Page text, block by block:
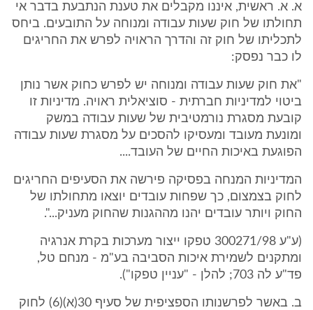
א. א. ראשית, איננו מקבלים את טענת הנתבעת בדבר אי
תחולתו של חוק שעות עבודה ומנוחה על התובעים. ביחס
לתכליתו של חוק זה והדרך הראויה לפרש את החריגים
לו כבר נפסק:
"את חוק שעות עבודה ומנוחה יש לפרש כחוק אשר נותן
ביטוי למדיניות חברתית - סוציאלית ראויה. מדיניות זו
קובעת מסגרת נורמטיבית של שעות עבודה במשק
ומונעת מעובד ומעסיקו להסכים על מסגרת שעות עבודה
הפוגעת באיכות החיים של העובד....
המדיניות המנחה בפסיקה פירשה את הסעיפים החריגים
לחוק בצמצום, כך שפחות עובדים יוצאו מתחולתו של
החוק ויותר עובדים יהנו מההגנות שהחוק מעניק...".
(ע"ע 300271/98 טפקו ייצור מערכות בקרת אנרגיה
ומתקנים לשמירת איכות הסביבה בע"מ - מנחם טל,
פד"ע לה 703; להלן - "עניין טפקו").
ב. באשר לפרשנותו הספציפית של סעיף 30(א)(6) לחוק